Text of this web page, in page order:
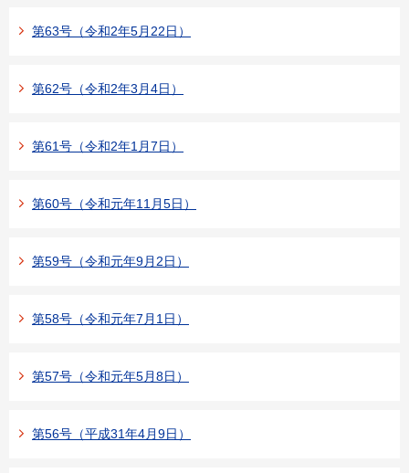
第63号（令和2年5月22日）
第62号（令和2年3月4日）
第61号（令和2年1月7日）
第60号（令和元年11月5日）
第59号（令和元年9月2日）
第58号（令和元年7月1日）
第57号（令和元年5月8日）
第56号（平成31年4月9日）